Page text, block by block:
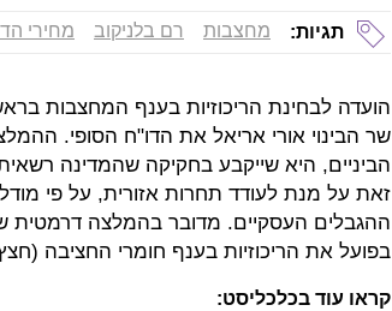
תגיות: מחצבות רם בלניקוב מחירי
הועדה לבחינת הריכוזיות בענף המחצבות
שר הבינוי אורי אריאל את הדו"ח הסופי.
הביניים, היא שייקבע בחקיקה שהמדינה
זאת על מנת לעודד תחרות אזורית, על פי
ההגבלים העסקיים. מדובר בהמלצה
בפועל את הריכוזיות בענף חומרי החציבה
קראו עוד בכלכליסט: